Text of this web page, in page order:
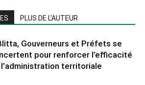
PLUS DE L'AUTEUR
Gouverneurs et Préfets se
pour renforcer l’efficacité
territoriale